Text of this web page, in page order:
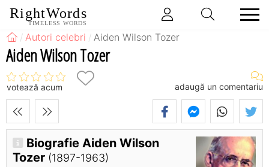
RightWords
TIMELESS WORDS
Autori celebri Aiden Wilson Tozer
Aiden Wilson Tozer
votează acum adaugă un comentariu
Biografie Aiden Wilson
Tozer (1897-1963)